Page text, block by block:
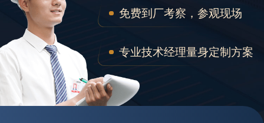
免费到厂考察，参观现场
专业技术经理量身定制方案